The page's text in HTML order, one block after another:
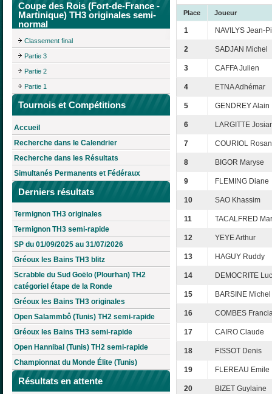
Coupe des Rois (Fort-de-France -
Martinique) TH3 originales semi-
normal
Classement final
Partie 3
Partie 2
Partie 1
Tournois et Compétitions
Accueil
Recherche dans le Calendrier
Recherche dans les Résultats
Simultanés Permanents et Fédéraux
Derniers résultats
Termignon TH3 originales
Termignon TH3 semi-rapide
SP du 01/09/2025 au 31/07/2026
Gréoux les Bains TH3 blitz
Scrabble du Sud Goëlo (Plourhan) TH2
catégoriel étape de la Ronde
Gréoux les Bains TH3 originales
Open Salammbô (Tunis) TH2 semi-rapide
Gréoux les Bains TH3 semi-rapide
Open Hannibal (Tunis) TH2 semi-rapide
Championnat du Monde Élite (Tunis)
Résultats en attente
Place Joueur
1 NAVILYS Jean-
2 SADJAN Michel
3 CAFFA Julien
4 ETNA Adhémar
5 GENDREY Alain
6 LARGITTE
7 COURIOL Rosan
8 BIGOR Maryse
9 FLEMING Diane
10 SAO Khassim
11 TACALFRED
12 YEYE Arthur
13 HAGUY Ruddy
14 DEMOCRITE
15 BARSINE Michel
16 COMBES
17 CAIRO Claude
18 FISSOT Denis
19 FLEREAU Emile
20 BIZET Guylaine